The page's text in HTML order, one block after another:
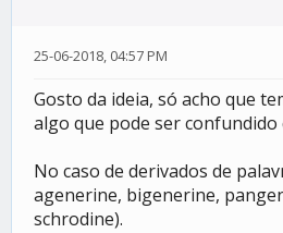
25-06-2018, 04:57 PM
Gosto da ideia, só acho que
algo que pode ser
No caso de derivados de
agenerine, bigenerine,
schrodine).